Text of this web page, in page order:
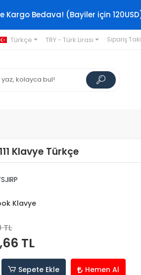
Kargo Bedava! (Bayiler için
Türkçe TRY - Türk Lirası Sipariş
Klavye Türkçe
Klavye
TL
TL
Sepete Ekle Hemen Al